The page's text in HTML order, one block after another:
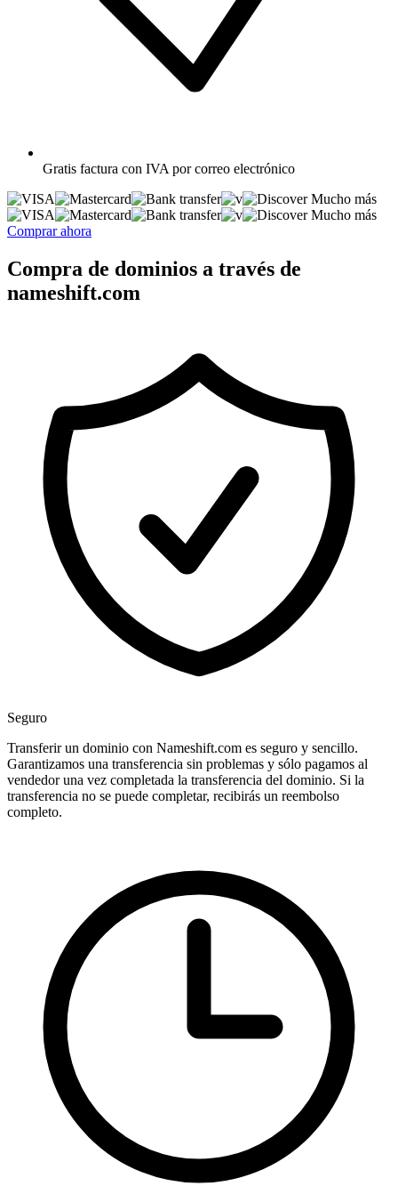
Gratis factura con IVA por correo electrónico
Mucho más
Mucho más
Comprar ahora
Compra de dominios a través de
nameshift.com
Seguro
Transferir un dominio con Nameshift.com es seguro y sencillo.
Garantizamos una transferencia sin problemas y sólo pagamos al
vendedor una vez completada la transferencia del dominio. Si la
transferencia no se puede completar, recibirás un reembolso
completo.